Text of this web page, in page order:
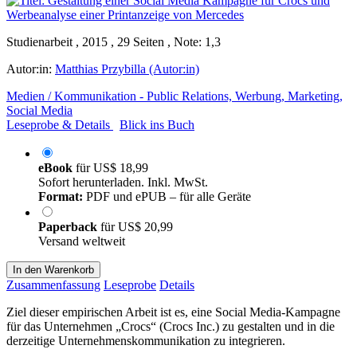
Studienarbeit , 2015 , 29 Seiten , Note: 1,3
Autor:in: Matthias Przybilla (Autor:in)
Medien / Kommunikation - Public Relations, Werbung, Marketing,
Social Media
Leseprobe & Details
Blick ins Buch
eBook fürUS$ 18,99
Sofort herunterladen. Inkl. MwSt.
Format: PDF und ePUB – für alle Geräte
Paperback fürUS$ 20,99
Versand weltweit
In den Warenkorb
Zusammenfassung Leseprobe Details
Ziel dieser empirischen Arbeit ist es, eine Social Media-Kampagne
für das Unternehmen „Crocs“ (Crocs Inc.) zu gestalten und in die
derzeitige Unternehmenskommunikation zu integrieren.